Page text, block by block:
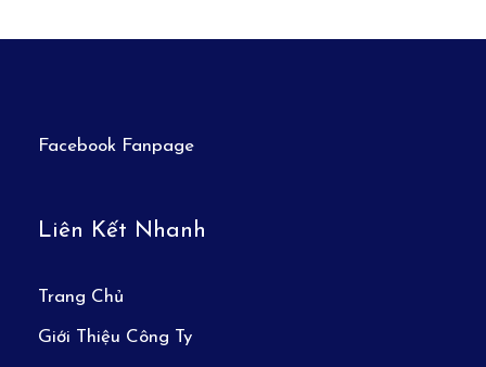
Facebook Fanpage
Liên Kết Nhanh
Trang Chủ
Giới Thiệu Công Ty